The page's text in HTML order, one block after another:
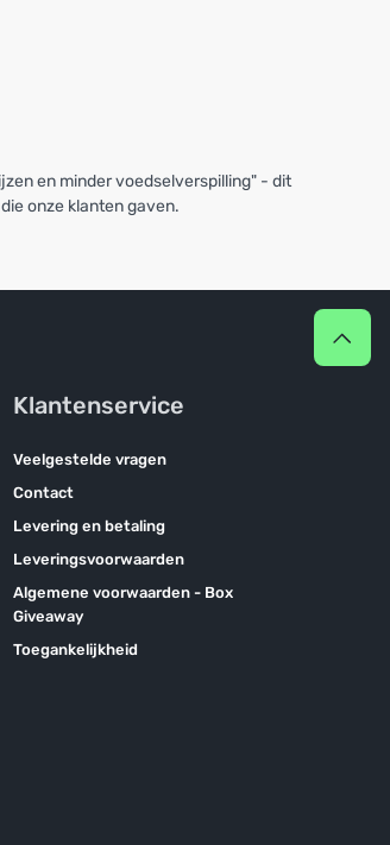
en minder voedselverspilling" - dit
onze klanten gaven.
Klantenservice
Veelgestelde vragen
Contact
Levering en betaling
Leveringsvoorwaarden
Algemene voorwaarden - Box
Giveaway
Toegankelijkheid